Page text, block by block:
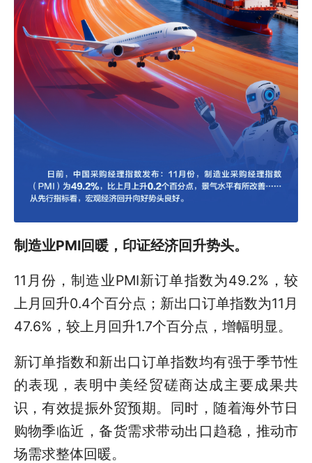
制造业PMI回暖，印证经济回升势头。
11月份，制造业PMI新订单指数为49.2%，较
上月回升0.4个百分点；新出口订单指数为11月
47.6%，较上月回升1.7个百分点，增幅明显。
新订单指数和新出口订单指数均有强于季节性
的表现，表明中美经贸磋商达成主要成果共
识，有效提振外贸预期。同时，随着海外节日
购物季临近，备货需求带动出口趋稳，推动市
场需求整体回暖。